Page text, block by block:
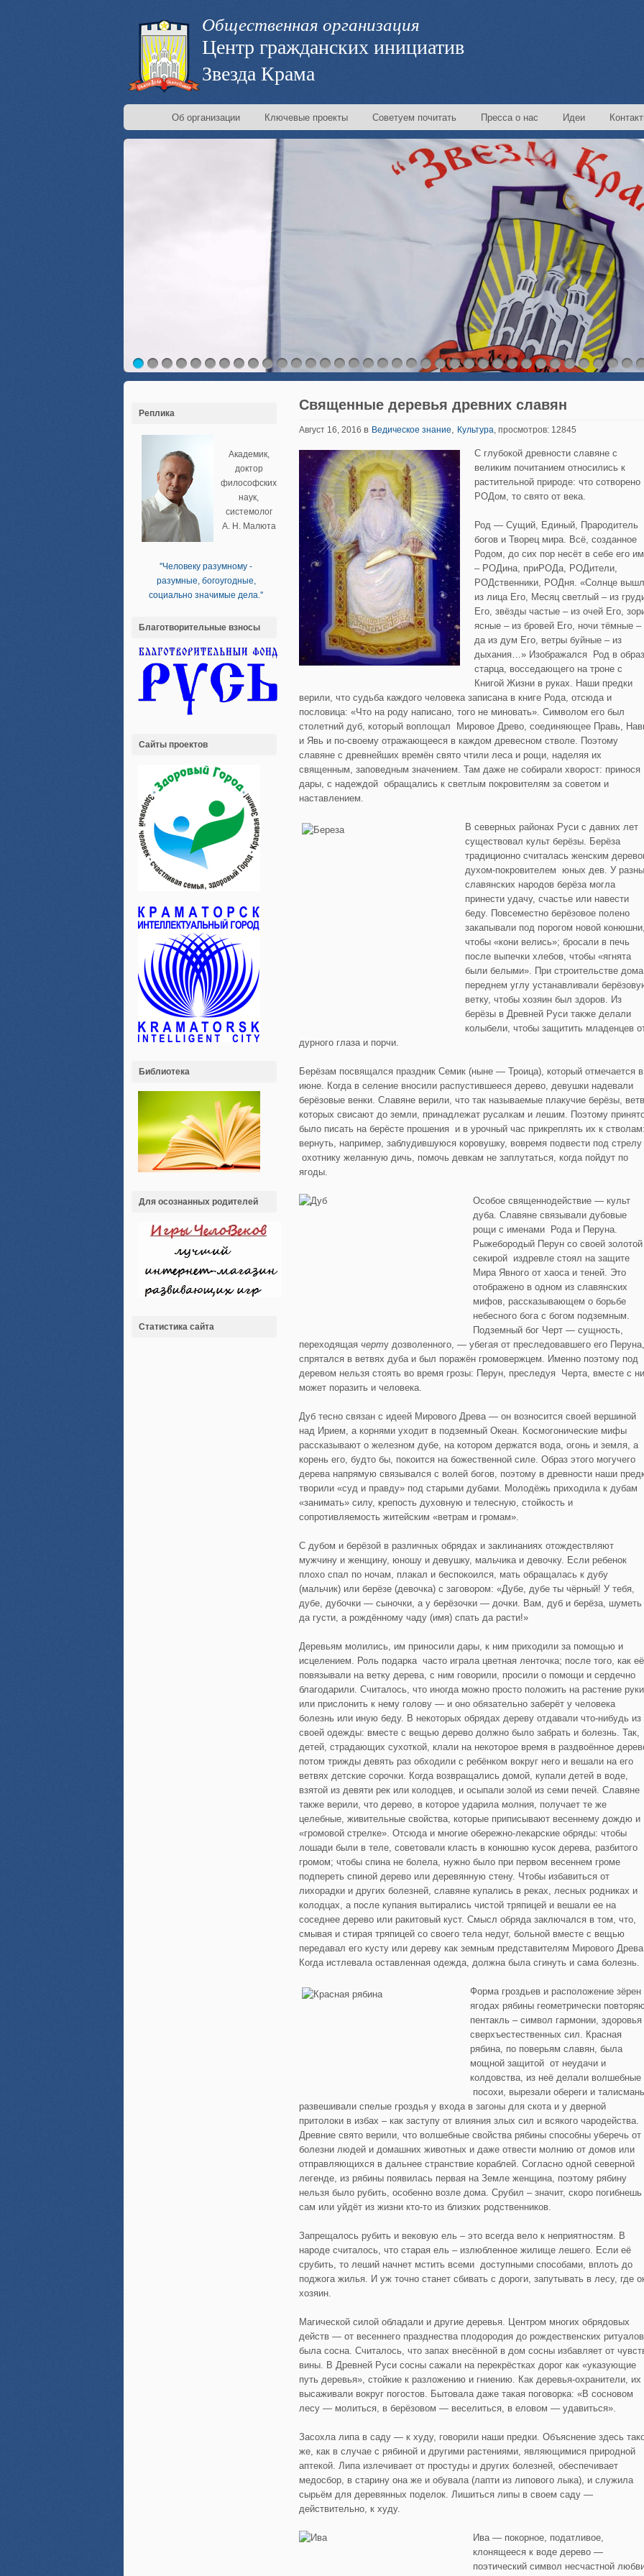
Общественная организация
Центр гражданских инициатив
Звезда Крама
Об организации Ключевые проекты Советуем почитать Пресса о нас Идеи
Реплика
Академик,
доктор
философских
наук,
системолог
А. Н. Малюта
''Человеку разумному -
разумные, богоугодные,
социально значимые дела.''
Благотворительные взносы
Сайты проектов
Библиотека
Для осознанных родителей
Статистика сайта
Священные деревья древних славян
Август 16, 2016 в Ведическое знание, Культура, просмотров: 12845
С глубокой древности славяне с
великим почитанием относились к
растительной природе: что сотворено
РОДом, то свято от века.
Род — Сущий, Единый, Прародитель
богов и Творец мира. Всё, созданное
Родом, до сих пор несёт в себе его
– РОДина, приРОДа, РОДители,
РОДственники, РОДня. «Солнце
из лица Его, Месяц светлый – из
Его, звёзды частые – из очей Его,
ясные – из бровей Его, ночи тёмные –
да из дум Его, ветры буйные – из
дыхания…» Изображался Род в
старца, восседающего на троне с
Книгой Жизни в руках. Наши предки
верили, что судьба каждого человека записана в книге Рода, отсюда и
пословица: «Что на роду написано, того не миновать». Символом его был
столетний дуб, который воплощал Мировое Древо, соединяющее Правь,
и Явь и по-своему отражающееся в каждом древесном стволе. Поэтому
славяне с древнейших времён свято чтили леса и рощи, наделяя их
священным, заповедным значением. Там даже не собирали хворост: принося
дары, с надеждой обращались к светлым покровителям за советом и
наставлением.
В северных районах Руси с давних лет
существовал культ берёзы. Берёза
традиционно считалась женским
духом-покровителем юных дев. У
славянских народов берёза могла
принести удачу, счастье или навести
беду. Повсеместно берёзовое полено
закапывали под порогом новой
чтобы «кони велись»; бросали в печь
после выпечки хлебов, чтобы «ягнята
были белыми». При строительстве
переднем углу устанавливали
ветку, чтобы хозяин был здоров. Из
берёзы в Древней Руси также делали
колыбели, чтобы защитить младенцев
дурного глаза и порчи.
Берёзам посвящался праздник Семик (ныне — Троица), который отмечается в
июне. Когда в селение вносили распустившееся дерево, девушки надевали
берёзовые венки. Славяне верили, что так называемые плакучие берёзы,
которых свисают до земли, принадлежат русалкам и лешим. Поэтому
было писать на берёсте прошения и в урочный час прикреплять их к
вернуть, например, заблудившуюся коровушку, вовремя подвести под стрелу
охотнику желанную дичь, помочь девкам не заплутаться, когда пойдут по
ягоды.
Особое священнодействие — культ
дуба. Славяне связывали дубовые
рощи с именами Рода и Перуна.
Рыжебородый Перун со своей золотой
секирой издревле стоял на защите
Мира Явного от хаоса и теней. Это
отображено в одном из славянских
мифов, рассказывающем о борьбе
небесного бога с богом подземным.
Подземный бог Черт — сущность,
переходящая черту дозволенного, — убегая от преследовавшего его Перуна,
спрятался в ветвях дуба и был поражён громовержцем. Именно поэтому под
деревом нельзя стоять во время грозы: Перун, преследуя Черта, вместе с
может поразить и человека.
Дуб тесно связан с идеей Мирового Древа — он возносится своей вершиной
над Ирием, а корнями уходит в подземный Океан. Космогонические мифы
рассказывают о железном дубе, на котором держатся вода, огонь и земля, а
корень его, будто бы, покоится на божественной силе. Образ этого могучего
дерева напрямую связывался с волей богов, поэтому в древности наши
творили «суд и правду» под старыми дубами. Молодёжь приходила к дубам
«занимать» силу, крепость духовную и телесную, стойкость и
сопротивляемость житейским «ветрам и громам».
С дубом и берёзой в различных обрядах и заклинаниях отождествляют
мужчину и женщину, юношу и девушку, мальчика и девочку. Если ребенок
плохо спал по ночам, плакал и беспокоился, мать обращалась к дубу
(мальчик) или берёзе (девочка) с заговором: «Дубе, дубе ты чёрный! У тебя,
дубе, дубочки — сыночки, а у берёзочки — дочки. Вам, дуб и берёза, шуметь
да густи, а рождённому чаду (имя) спать да расти!»
Деревьям молились, им приносили дары, к ним приходили за помощью и
исцелением. Роль подарка часто играла цветная ленточка; после того, как её
повязывали на ветку дерева, с ним говорили, просили о помощи и сердечно
благодарили. Считалось, что иногда можно просто положить на растение руки
или прислонить к нему голову — и оно обязательно заберёт у человека
болезнь или иную беду. В некоторых обрядах дереву отдавали что-нибудь из
своей одежды: вместе с вещью дерево должно было забрать и болезнь. Так,
детей, страдающих сухоткой, клали на некоторое время в раздвоённое
потом трижды девять раз обходили с ребёнком вокруг него и вешали на его
ветвях детские сорочки. Когда возвращались домой, купали детей в воде,
взятой из девяти рек или колодцев, и осыпали золой из семи печей. Славяне
также верили, что дерево, в которое ударила молния, получает те же
целебные, живительные свойства, которые приписывают весеннему дождю и
«громовой стрелке». Отсюда и многие обережно-лекарские обряды: чтобы
лошади были в теле, советовали класть в конюшню кусок дерева, разбитого
громом; чтобы спина не болела, нужно было при первом весеннем громе
подпереть спиной дерево или деревянную стену. Чтобы избавиться от
лихорадки и других болезней, славяне купались в реках, лесных родниках и
колодцах, а после купания вытирались чистой тряпицей и вешали ее на
соседнее дерево или ракитовый куст. Смысл обряда заключался в том, что,
смывая и стирая тряпицей со своего тела недуг, больной вместе с вещью
передавал его кусту или дереву как земным представителям Мирового
Когда истлевала оставленная одежда, должна была сгинуть и сама болезнь.
Форма гроздьев и расположение зёрен
ягодах рябины геометрически
пентакль – символ гармонии, здоровья
сверхъестественных сил. Красная
рябина, по поверьям славян, была
мощной защитой от неудачи и
колдовства, из неё делали волшебные
посохи, вырезали обереги и
развешивали спелые гроздья у входа в загоны для скота и у дверной
притолоки в избах – как заступу от влияния злых сил и всякого чародейства.
Древние свято верили, что волшебные свойства рябины способны уберечь от
болезни людей и домашних животных и даже отвести молнию от домов или
отправляющихся в дальнее странствие кораблей. Согласно одной северной
легенде, из рябины появилась первая на Земле женщина, поэтому рябину
нельзя было рубить, особенно возле дома. Срубил – значит, скоро погибнешь
сам или уйдёт из жизни кто-то из близких родственников.
Запрещалось рубить и вековую ель – это всегда вело к неприятностям. В
народе считалось, что старая ель – излюбленное жилище лешего. Если её
срубить, то леший начнет мстить всеми доступными способами, вплоть до
поджога жилья. И уж точно станет сбивать с дороги, запутывать в лесу, где
хозяин.
Магической силой обладали и другие деревья. Центром многих обрядовых
действ — от весеннего празднества плодородия до рождественских
была сосна. Считалось, что запах внесённой в дом сосны избавляет от
вины. В Древней Руси сосны сажали на перекрёстках дорог как «указующие
путь деревья», стойкие к разложению и гниению. Как деревья-охранители, их
высаживали вокруг погостов. Бытовала даже такая поговорка: «В сосновом
лесу — молиться, в берёзовом — веселиться, в еловом — удавиться».
Засохла липа в саду — к худу, говорили наши предки. Объяснение здесь
же, как в случае с рябиной и другими растениями, являющимися природной
аптекой. Липа излечивает от простуды и других болезней, обеспечивает
медосбор, в старину она же и обувала (лапти из липового лыка), и служила
сырьём для деревянных поделок. Лишиться липы в своем саду —
действительно, к худу.
Ива — покорное, податливое,
клонящееся к воде дерево —
поэтический символ несчастной